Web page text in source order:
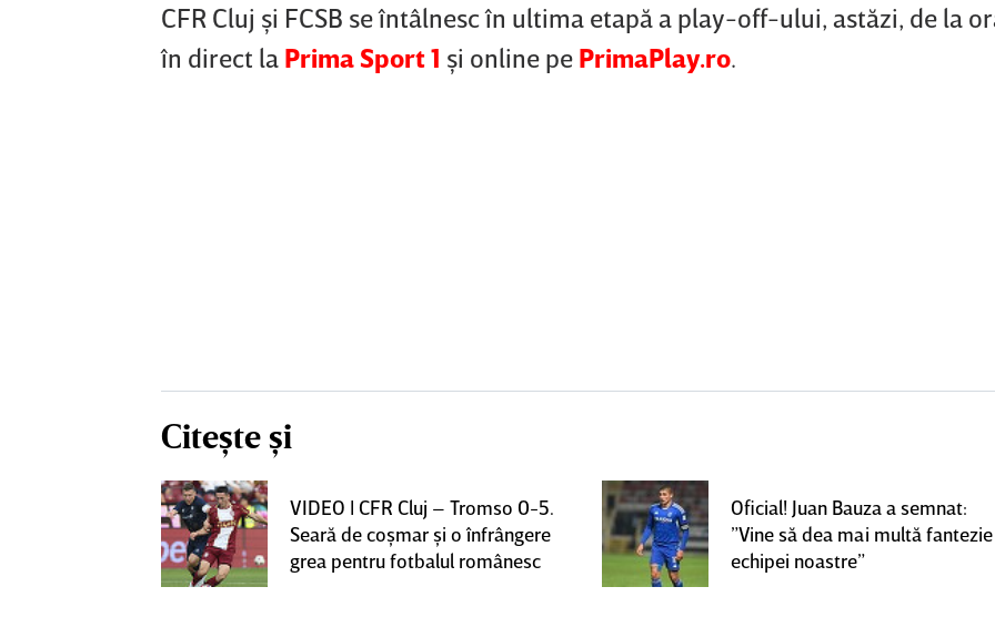
CFR Cluj şi FCSB se întâlnesc în ultima etapă a play-off-ului, astăzi, de la
în direct la Prima Sport 1 şi online pe PrimaPlay.ro.
Citește și
VIDEO | CFR Cluj – Tromso 0-5.
Seară de coşmar şi o înfrângere
grea pentru fotbalul românesc
Oficial! Juan Bauza a semnat:
”Vine să dea mai multă fantezie
echipei noastre”